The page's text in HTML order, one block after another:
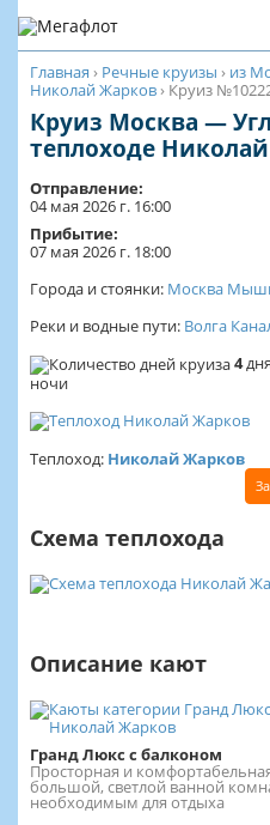
Главная › Речные круизы › из
Николай Жарков› Круиз
Круиз Москва —
теплоходе
Отправление:
04 мая 2026 г. 16:00
Прибытие:
07 мая 2026 г. 18:00
Города и стоянки: Москва
Реки и водные пути: Волга
4дня
ночи
Теплоход: Николай Жарков
Схема теплохода
Описание кают
Гранд Люкс с балконом
Просторная и
большой, светлой ванной
необходимым для отдыха